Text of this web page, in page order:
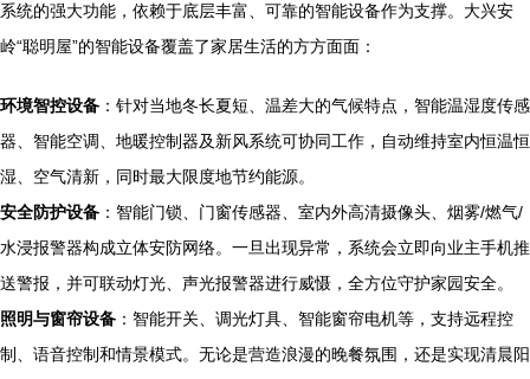
系统的强大功能，依赖于底层丰富、可靠的智能设备作为支撑。大兴安
岭“聪明屋”的智能设备覆盖了家居生活的方方面面：
环境智控设备 ：针对当地冬长夏短、温差大的气候特点，智能温湿度传感
器、智能空调、地暖控制器及新风系统可协同工作，自动维持室内恒温恒
湿、空气清新，同时最大限度地节约能源。
安全防护设备 ：智能门锁、门窗传感器、室内外高清摄像头、烟雾/燃气/
水浸报警器构成立体安防网络。一旦出现异常，系统会立即向业主手机推
送警报，并可联动灯光、声光报警器进行威慑，全方位守护家园安全。
照明与窗帘设备 ：智能开关、调光灯具、智能窗帘电机等，支持远程控
制、语音控制和情景模式。无论是营造浪漫的晚餐氛围，还是实现清晨阳